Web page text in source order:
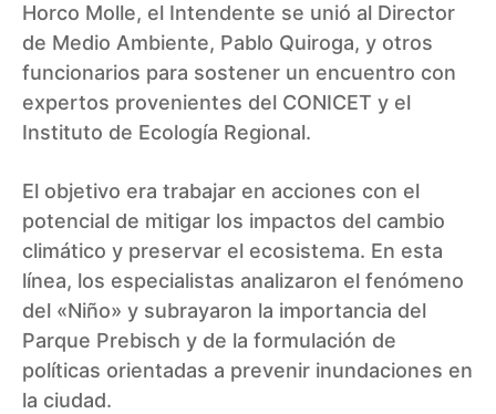
Horco Molle, el Intendente se unió al Director
de Medio Ambiente, Pablo Quiroga, y otros
funcionarios para sostener un encuentro con
expertos provenientes del CONICET y el
Instituto de Ecología Regional.
El objetivo era trabajar en acciones con el
potencial de mitigar los impactos del cambio
climático y preservar el ecosistema. En esta
línea, los especialistas analizaron el fenómeno
del «Niño» y subrayaron la importancia del
Parque Prebisch y de la formulación de
políticas orientadas a prevenir inundaciones en
la ciudad.